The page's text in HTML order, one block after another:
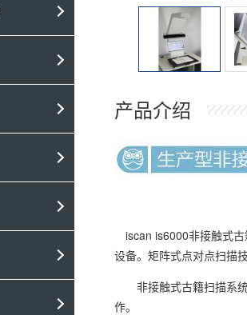
产品介绍
iscan is6000非接触式古
设备。矩阵式点对点扫描
非接触式古籍扫描系统
作。